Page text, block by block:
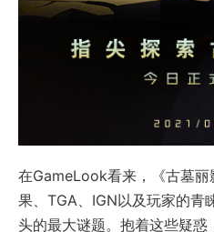
在GameLook看来，《古墓
果、TGA、IGN以及玩家的青
头的最大谜题。抱着这些疑